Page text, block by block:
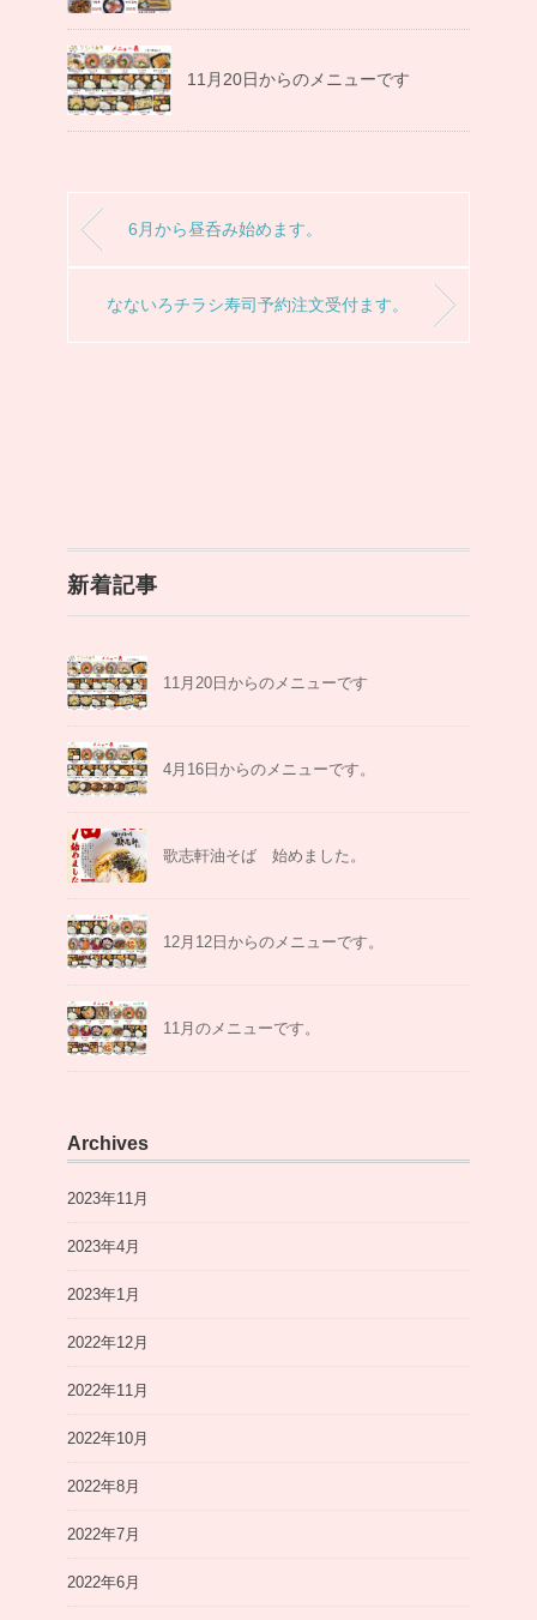
11月20日からのメニューです
6月から昼呑み始めます。
なないろチラシ寿司予約注文受付ます。
新着記事
11月20日からのメニューです
4月16日からのメニューです。
歌志軒油そば 始めました。
12月12日からのメニューです。
11月のメニューです。
Archives
2023年11月
2023年4月
2023年1月
2022年12月
2022年11月
2022年10月
2022年8月
2022年7月
2022年6月